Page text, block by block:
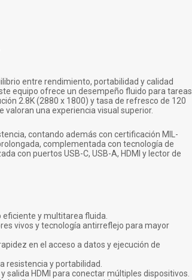
entre rendimiento, portabilidad y calidad
equipo ofrece un desempeño fluido para tareas
2.8K (2880 x 1800) y tasa de refresco de 120
una experiencia visual superior.
contando además con certificación MIL-
complementada con tecnología de
con puertos USB-C, USB-A, HDMI y lector de
eficiente y multitarea fluida.
vivos y tecnología antirreflejo para mayor
en el acceso a datos y ejecución de
resistencia y portabilidad.
salida HDMI para conectar múltiples dispositivos.